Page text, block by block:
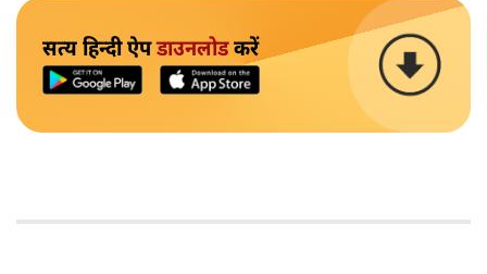
सत्य हिन्दी ऐपडाउनलोडकरें